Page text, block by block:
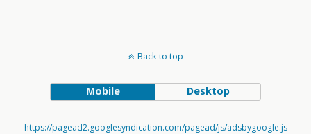
Back to top
Mobile Desktop
https://pagead2.googlesyndication.com/pagead/js/adsbygoogle.js